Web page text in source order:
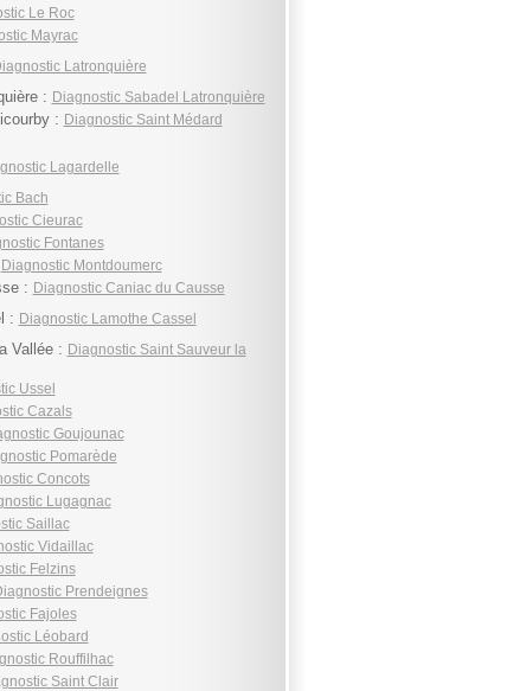
Le Roc
Mayrac
Latronquière
: Diagnostic Sabadel Latronquière
: Diagnostic Saint Médard
Lagardelle
Bach
Cieurac
Fontanes
Diagnostic Montdoumerc
: Diagnostic Caniac du Causse
: Diagnostic Lamothe Cassel
Vallée : Diagnostic Saint Sauveur la
Ussel
Cazals
Goujounac
Pomarède
Concots
Lugagnac
Saillac
Vidaillac
Felzins
Prendeignes
Fajoles
Léobard
Rouffilhac
Saint Clair